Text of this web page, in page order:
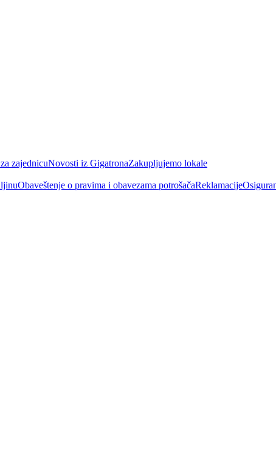
zajednicuNovosti iz GigatronaZakupljujemo lokale
Obaveštenje o pravima i obavezama potrošačaReklamacije